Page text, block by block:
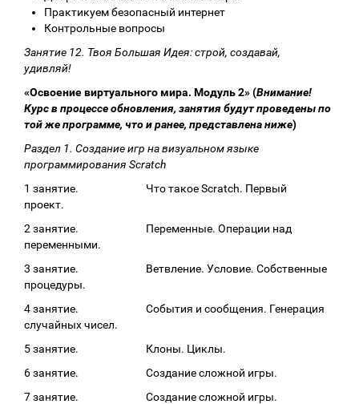
Практикуем безопасный интернет
Контрольные вопросы
Занятие 12. Твоя Большая Идея: строй, создавай,
удивляй!
«Освоение виртуального мира. Модуль 2» (Внимание!
Курс в процессе обновления, занятия будут проведены по
той же программе, что и ранее, представлена ниже)
Раздел 1. Создание игр на визуальном языке
программирования Scratch
1 занятие. Что такое Scratch. Первый
проект.
2 занятие. Переменные. Операции над
переменными.
3 занятие. Ветвление. Условие. Собственные
процедуры.
4 занятие. События и сообщения. Генерация
случайных чисел.
5 занятие. Клоны. Циклы.
6 занятие. Создание сложной игры.
7 занятие. Создание сложной игры.